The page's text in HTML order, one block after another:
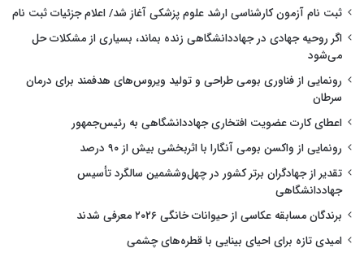
ثبت نام آزمون کارشناسی ارشد علوم پزشکی آغاز شد/ اعلام جزئیات ثبت نام
اگر روحیه جهادی در جهاددانشگاهی زنده بماند، بسیاری از مشکلات حل
می‌شود
رونمایی از فناوری بومی طراحی و تولید ویروس‌های هدفمند برای درمان
سرطان
اعطای کارت عضویت افتخاری جهاددانشگاهی به رئیس‌جمهور
رونمایی از واکسن بومی آنگارا با اثربخشی بیش از ۹۰ درصد
تقدیر از جهادگران برتر کشور در چهل‌وششمین سالگرد تأسیس
جهاددانشگاهی
برندگان مسابقه عکاسی از حیوانات خانگی ۲۰۲۶ معرفی شدند
امیدی تازه برای احیای بینایی با قطره‌های چشمی